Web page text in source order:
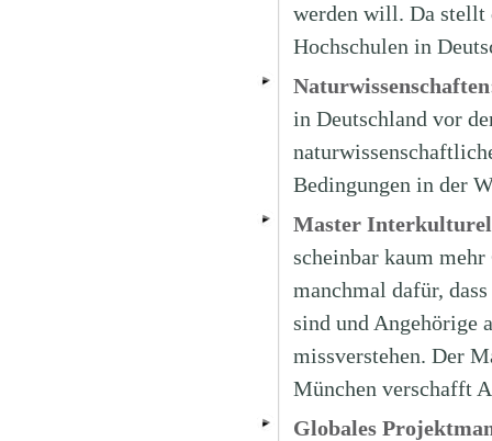
werden will. Da stellt
Hochschulen in
in Deutschland vor
Bedingungen in der
Master
scheinbar kaum
manchmal dafür,
sind und Angehörige
missverstehen. Der
München verschafft
Globales